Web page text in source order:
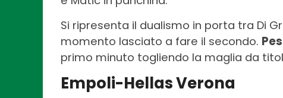
Si ripresenta il dualismo in porta tra Di
momento lasciato a fare il secondo.
primo minuto togliendo la maglia da
Empoli-Hellas Verona